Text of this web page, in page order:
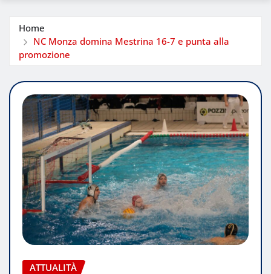
Home
NC Monza domina Mestrina 16-7 e punta alla
promozione
ATTUALITÀ